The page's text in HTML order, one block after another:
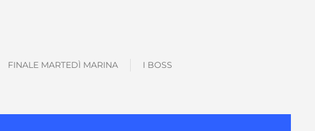
FINALE MARTEDÌ MARINA I BOSS